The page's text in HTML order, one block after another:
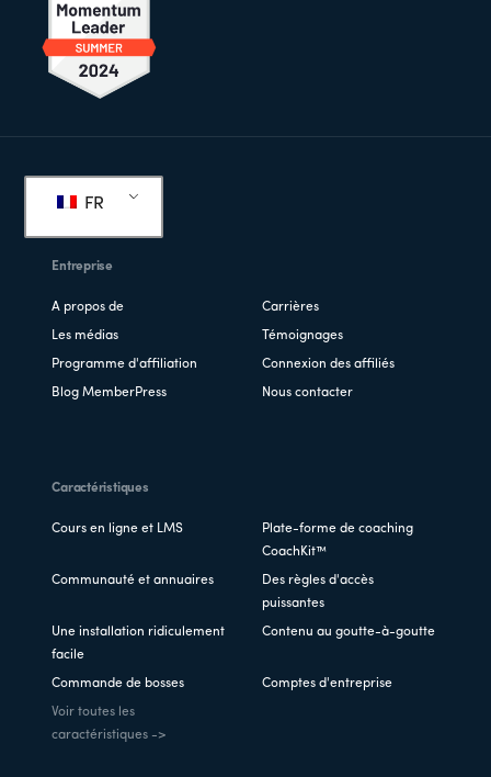
de
FR
Entreprise
A propos de Carrières
Les médias Témoignages
Programme d'affiliation Connexion des affiliés
Blog MemberPress Nous contacter
Caractéristiques
Cours en ligne et LMS
Plate-forme de coaching
CoachKit™
Communauté et annuaires
Des règles d'accès
puissantes
Une installation ridiculement
facile
Contenu au goutte-à-goutte
Commande de bosses Comptes d'entreprise
Voir toutes les
caractéristiques ->